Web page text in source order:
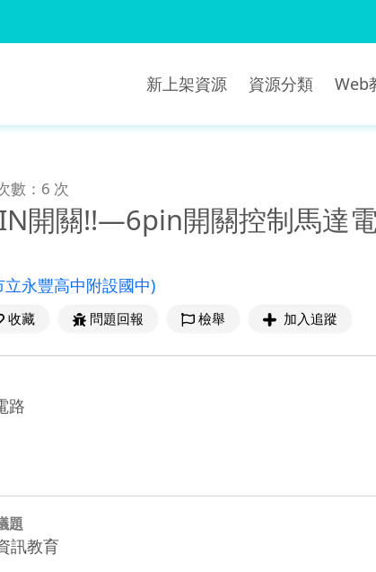
新上架資源 資源分類 Web
數：6 次
開關!!—6pin開關控制馬達
立永豐高中附設國中)
收藏 問題回報 檢舉 加入追蹤
路
題
訊教育